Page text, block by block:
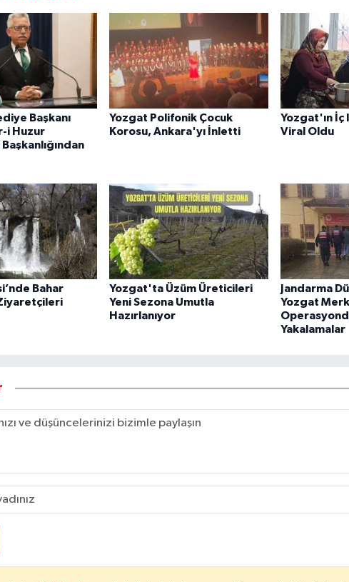
Başkanı
i Huzur
Yozgat Polifonik Çocuk
Korosu, Ankara'yı İnletti
Yozgat'ın İç
Viral Oldu
Bahar
Yozgat'ta Üzüm Üreticileri
Yeni Sezona Umutla
Hazırlanıyor
Jandarma
Yozgat
Yakalamalar